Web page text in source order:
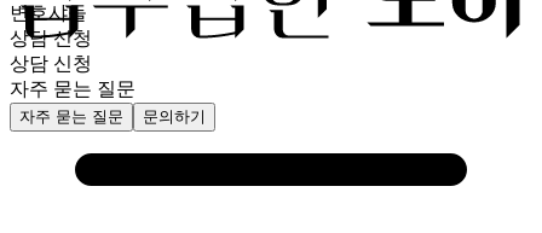
변호샤들
상담 신청
상담 신청
자주 묻는 질문
자주 묻는 질문 문의하기